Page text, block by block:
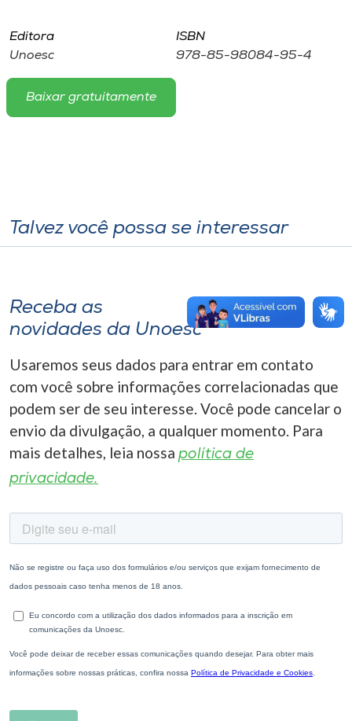
Selecione
Editora
Unoesc
ISBN
978-85-98084-95-4
Baixar gratuitamente
Talvez você possa se interessar
Receba as
novidades da Unoesc
Usaremos seus dados para entrar em contato
com você sobre informações correlacionadas que
podem ser de seu interesse. Você pode cancelar o
envio da divulgação, a qualquer momento. Para
mais detalhes, leia nossa política de
privacidade.